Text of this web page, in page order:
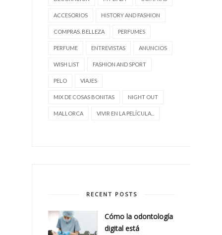
ACCESORIOS HISTORY AND FASHION
COMPRAS. BELLEZA PERFUMES
PERFUME ENTREVISTAS ANUNCIOS
WISH LIST FASHION AND SPORT
PELO VIAJES
MIX DE COSAS BONITAS NIGHT OUT
MALLORCA VIVIR EN LA PELÍCULA...
RECENT POSTS
Cómo la odontología
digital está